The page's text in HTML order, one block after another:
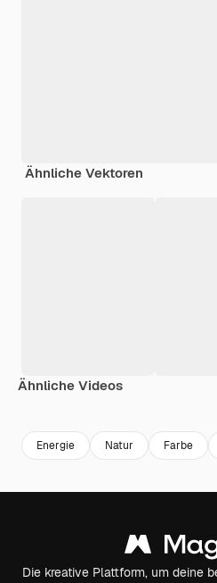
Ähnliche Vektoren
Ähnliche Videos
Energie Natur Farbe
Die kreative Plattform, um deine